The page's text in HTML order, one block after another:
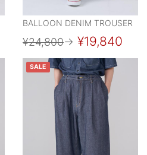
BALLOON DENIM TROUSER
¥24,800→ ¥19,840
SALE